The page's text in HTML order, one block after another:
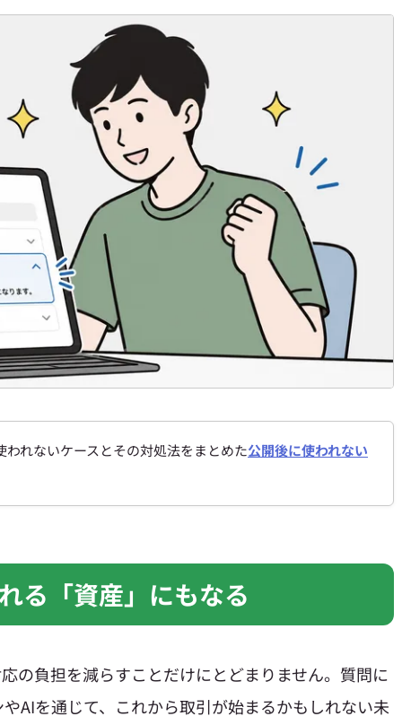
れないケースとその対処法をまとめた公開後に使われない
る「資産」にもなる
の負担を減らすことだけにとどまりません。質問に
AIを通じて、これから取引が始まるかもしれない未